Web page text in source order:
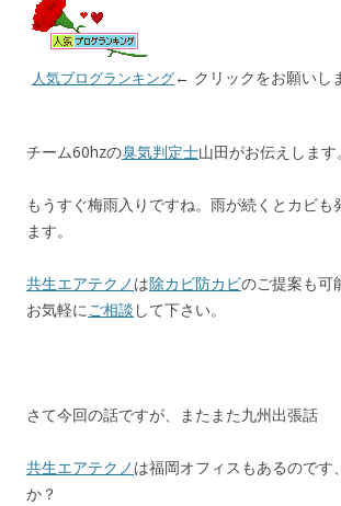
e
b
o
k
n
a
l
人気ブログランキング← クリックをお願いし
チーム60hzの臭気判定士山田がお伝えします。
もうすぐ梅雨入りですね。雨が続くとカビも
ます。
共生エアテクノ は除カビ防カビのご提案も可
お気軽にご相談 して下さい。
さて今回の話ですが、またまた九州出張話
共生エアテクノ は福岡オフィスもあるのです
か？